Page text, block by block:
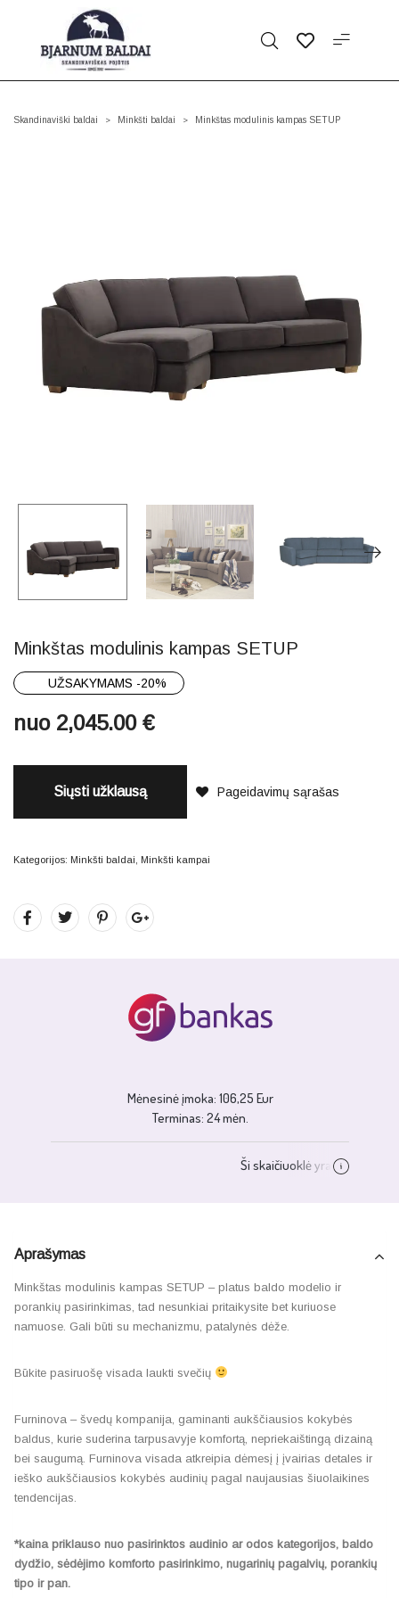
Skandinaviški baldai > Minkšti baldai > Minkštas modulinis kampas SETUP
Minkštas modulinis kampas SETUP
UŽSAKYMAMS -20%
nuo 2,045.00 €
Siųsti užklausą Pageidavimų sąrašas
Kategorijos: Minkšti baldai Minkšti kampai
Aprašymas
Minkštas modulinis kampas SETUP – platus baldo modelio ir
porankių pasirinkimas, tad nesunkiai pritaikysite bet kuriuose
namuose. Gali būti su mechanizmu, patalynės dėže.
Būkite pasiruošę visada laukti svečių
Furninova – švedų kompanija, gaminanti aukščiausios kokybės
baldus, kurie suderina tarpusavyje komfortą, nepriekaištingą dizainą
bei saugumą. Furninova visada atkreipia dėmesį į įvairias detales ir
ieško aukščiausios kokybės audinių pagal naujausias šiuolaikines
tendencijas.
*kaina priklauso nuo pasirinktos audinio ar odos kategorijos, baldo
dydžio, sėdėjimo komforto pasirinkimo, nugarinių pagalvių, porankių
tipo ir pan.